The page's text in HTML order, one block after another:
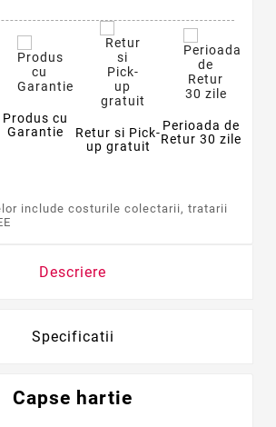
Produs cu
Garantie
Retur si Pick-
up gratuit
Perioada de
Retur 30 zile
include costurile colectarii, tratarii
Descriere
Specificatii
Capse hartie